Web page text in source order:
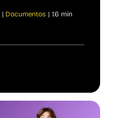
| Documentos | 1.6 min